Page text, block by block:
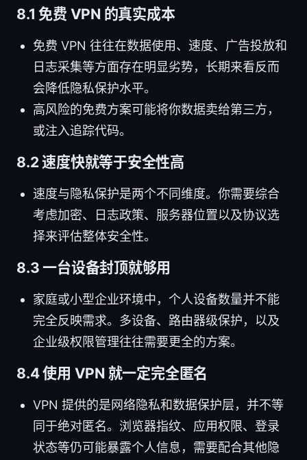
8.1 免费 VPN 的真实成本
免费 VPN 往往在数据使用、速度、广告投放和
日志采集等方面存在明显劣势，长期来看反而
会降低隐私保护水平。
高风险的免费方案可能将你数据卖给第三方，
或注入追踪代码。
8.2 速度快就等于安全性高
速度与隐私保护是两个不同维度。你需要综合
考虑加密、日志政策、服务器位置以及协议选
择来评估整体安全性。
8.3 一台设备封顶就够用
家庭或小型企业环境中，个人设备数量并不能
完全反映需求。多设备、路由器级保护，以及
企业级权限管理往往需要更全的方案。
8.4 使用 VPN 就一定完全匿名
VPN 提供的是网络隐私和数据保护层，并不等
同于绝对匿名。浏览器指纹、应用权限、登录
状态等仍可能暴露个人信息，需要配合其他隐